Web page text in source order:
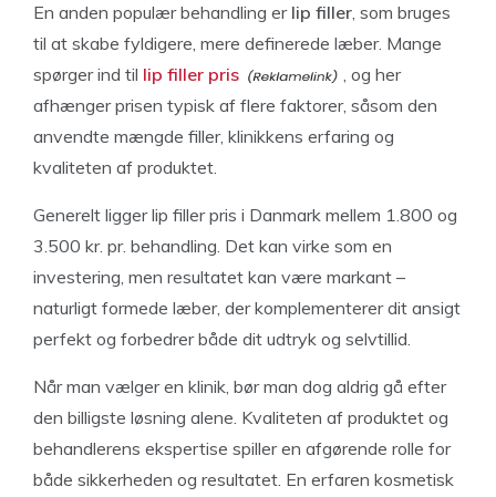
En anden populær behandling er lip filler , som bruges
til at skabe fyldigere, mere definerede læber. Mange
spørger ind til lip filler pris
, og her
afhænger prisen typisk af flere faktorer, såsom den
anvendte mængde filler, klinikkens erfaring og
kvaliteten af produktet.
Generelt ligger lip filler pris i Danmark mellem 1.800 og
3.500 kr. pr. behandling. Det kan virke som en
investering, men resultatet kan være markant –
naturligt formede læber, der komplementerer dit ansigt
perfekt og forbedrer både dit udtryk og selvtillid.
Når man vælger en klinik, bør man dog aldrig gå efter
den billigste løsning alene. Kvaliteten af produktet og
behandlerens ekspertise spiller en afgørende rolle for
både sikkerheden og resultatet. En erfaren kosmetisk